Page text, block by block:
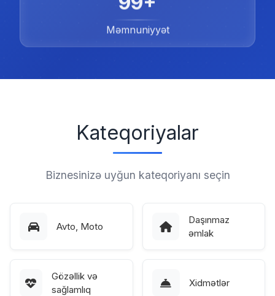
Məmnuniyyət
Kateqoriyalar
Biznesinizə uyğun kateqoriyanı seçin
Avto, Moto
Daşınmaz
əmlak
Gözəllik və
sağlamlıq
Xidmətlər